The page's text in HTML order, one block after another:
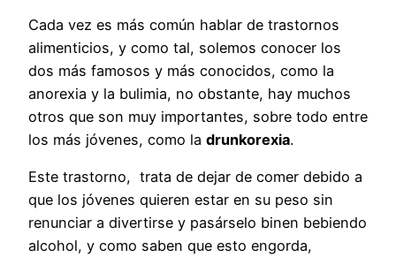
Cada vez es más común hablar de trastornos
alimenticios, y como tal, solemos conocer los
dos más famosos y más conocidos, como la
anorexia y la bulimia, no obstante, hay muchos
otros que son muy importantes, sobre todo entre
los más jóvenes, como la drunkorexia.
Este trastorno, trata de dejar de comer debido a
que los jóvenes quieren estar en su peso sin
renunciar a divertirse y pasárselo binen bebiendo
alcohol, y como saben que esto engorda,